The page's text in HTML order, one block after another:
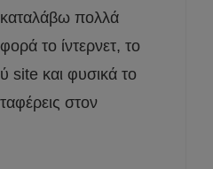
πολλά
το ίντερνετ, το
site και φυσικά το
στον